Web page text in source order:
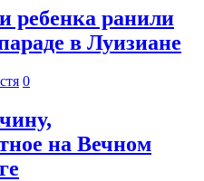
ребенка ранили
в Луизиане
0
на Вечном